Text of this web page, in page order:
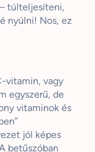
túlteljesíteni,
nyúlni! Nos, ez
vitamin, vagy
egyszerű, de
vitaminok és
jól képes
betűszóban